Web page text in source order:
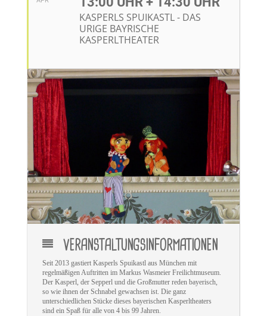
KASPERLS SPUIKASTL - DAS
URIGE BAYRISCHE
KASPERLTHEATER
VERANSTALTUNGSINFORMATIONEN
Seit 2013 gastiert Kasperls Spuikastl aus München mit
regelmäßigen Auftritten im Markus Wasmeier Freilichtmuseum.
Der Kasperl, der Sepperl und die Großmutter reden bayerisch,
so wie ihnen der Schnabel gewachsen ist. Die ganz
unterschiedlichen Stücke dieses bayerischen Kasperltheaters
sind ein Spaß für alle von 4 bis 99 Jahren.